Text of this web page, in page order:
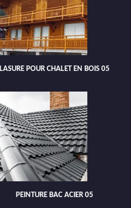
LASURE POUR CHALET EN BOIS 05
PEINTURE BAC ACIER 05